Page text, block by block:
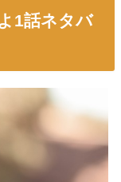
1話ネタバ